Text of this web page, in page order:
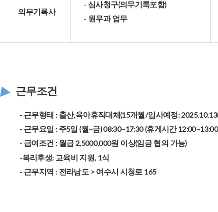
의무기록사
- 심사청구(의무기록포함)
- 원무과 업무
근무조건
- 근무형태 : 출산,육아휴직대체(15개월/입사예정:
- 근무요일 : 주5일 (월~금) 08:30~17:30 (휴게시간
- 급여조건 : 월급 2,5000,000원 이상(임금 협의 가능)
-복리후생: 교육비 지원, 1식
- 근무지역 : 전라남도 > 여수시 시청로 165